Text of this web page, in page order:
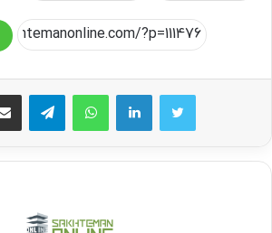
واتس آپ تلگرام